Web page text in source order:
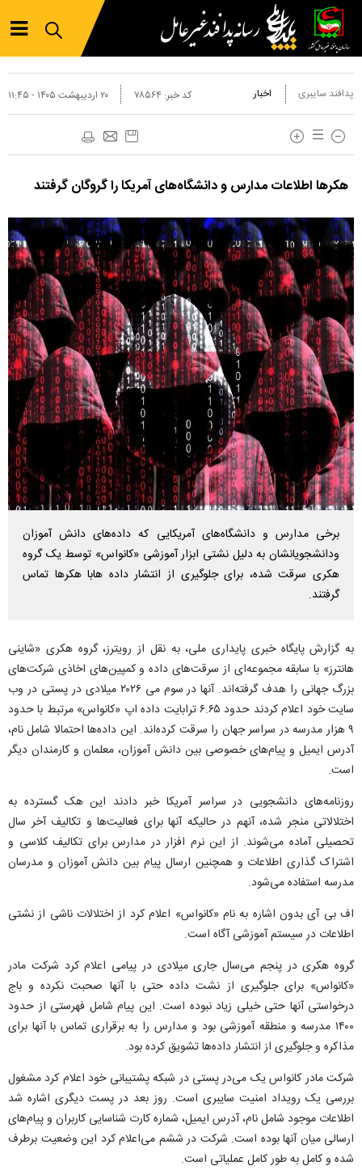
پدافند سایبری اخبار ۲۰ ارديبهشت ۱۴۰۵ - ۱۱:۴۵ کد خبر: ۷۸۵۶۴
هکر‌ها اطلاعات مدارس و دانشگاه‌های آمریکا را گروگان گرفتند
برخی مدارس و دانشگاه‌های آمریکایی که داده‌های دانش آموزان
ودانشجویانشان به دلیل نشتی ابزار آموزشی «کانواس» توسط یک گروه
هکری سرقت شده، برای جلوگیری از انتشار داده هابا هکر‌ها تماس
گرفتند.
به گزارش پایگاه خبری پایداری ملی، به نقل از رویترز، گروه هکری «شاینی
هانترز» با سابقه مجموعه‌ای از سرقت‌های داده و کمپین‌های اخاذی شرکت‌های
بزرگ جهانی را هدف گرفته‌اند. آنها در سوم می ۲۰۲۶ میلادی در پستی در وب
سایت خود اعلام کردند حدود ۶.۶۵ ترابایت داده اپ «کانواس» مرتبط با حدود
۹ هزار مدرسه در سراسر جهان را سرقت کرده‌اند. این داده‌ها احتمالا شامل نام،
آدرس ایمیل و پیام‌های خصوصی بین دانش آموزان، معلمان و کارمندان دیگر
است.
روزنامه‌های دانشجویی در سراسر آمریکا خبر دادند این هک گسترده به
اختلالاتی منجر شده، آنهم در حالیکه آنها برای فعالیت‌ها و تکالیف آخر سال
تحصیلی آماده می‌شوند. از این نرم افزار در مدارس برای تکالیف کلاسی و
اشتراک گذاری اطلاعات و همچنین ارسال پیام بین دانش آموزان و مدرسان
مدرسه استفاده می‌شود.
اف بی آی بدون اشاره به نام «کانواس» اعلام کرد از اختلالات ناشی از نشتی
اطلاعات در سیستم آموزشی آگاه است.
گروه هکری در پنجم می‌سال جاری میلادی در پیامی اعلام کرد شرکت مادر
«کانواس» برای جلوگیری از نشت داده حتی با آنها صحبت نکرده و باج
درخواستی آنها حتی خیلی زیاد نبوده است. این پیام شامل فهرستی از حدود
۱۴۰۰ مدرسه و منطقه آموزشی بود و مدارس را به برقراری تماس با آنها برای
مذاکره و جلوگیری از انتشار داده‌ها تشویق کرده بود.
شرکت مادر کانواس یک می‌در پستی در شبکه پشتیبانی خود اعلام کرد مشغول
بررسی یک رویداد امنیت سایبری است. روز بعد در پست دیگری اشاره شد
اطلاعات موجود شامل نام، آدرس ایمیل، شماره کارت شناسایی کاربران و پیام‌های
ارسالی میان آنها بوده است. شرکت در ششم می‌اعلام کرد این وضعیت برطرف
شده و کامل به طور کامل عملیاتی است.